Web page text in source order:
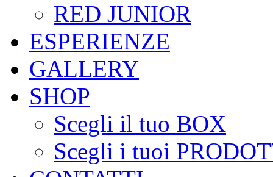
RED JUNIOR
ESPERIENZE
GALLERY
SHOP
Scegli il tuo BOX
Scegli i tuoi